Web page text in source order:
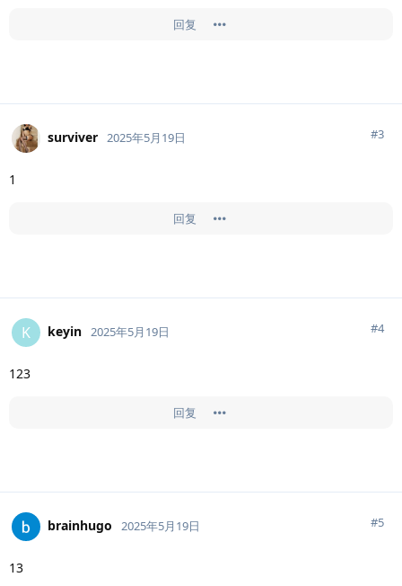
回复
surviver 2025年5月19日 #3
1
回复
K keyin 2025年5月19日 #4
123
回复
brainhugo 2025年5月19日 #5
13